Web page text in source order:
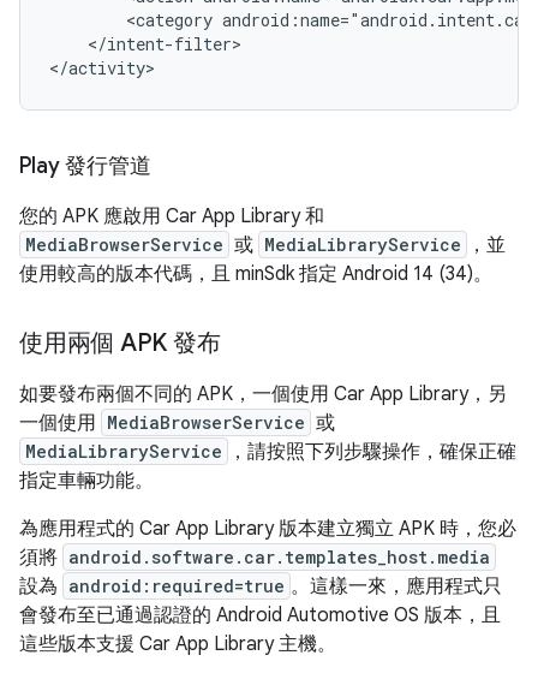
<category
</intent-filter>
Play 發行管道
您的 APK 應啟用 Car App Library 和
MediaBrowserService 或 MediaLibraryService
，並
使用較高的版本代碼，且 minSdk 指定 Android 14 (34)。
使用兩個 APK 發布
如要發布兩個不同的 APK，一個使用 Car App Library，另
一個使用 MediaBrowserService 或
MediaLibraryService
，請按照下列步驟操作，確保正確
指定車輛功能。
為應用程式的 Car App Library 版本建立獨立 APK 時，您必
須將 android.software.car.templates_host.media
設為 android:required=true 。這樣一來，應用程式只
會發布至已通過認證的 Android Automotive OS 版本，且
這些版本支援 Car App Library 主機。